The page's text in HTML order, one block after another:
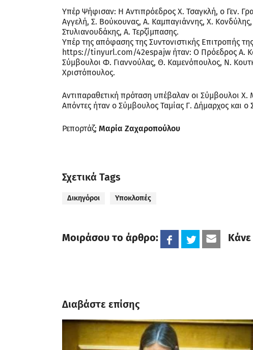
Υπέρ Ψήφισαν: Η Αντιπρόεδρος Χ. Τσαγκλή, ο Γεν.
Αγγελή, Σ. Βούκουνας, Α. Καμπαγιάννης, Χ.
Στυλιανουδάκης, Α. Τερζίμπασης.
Υπέρ της απόφασης της Συντονιστικής Επιτροπής
https://tinyurl.com/42espajw ήταν: Ο Πρόεδρος Α.
Σύμβουλοι Φ. Γιαννούλας, Θ. Καμενόπουλος, Ν.
Χριστόπουλος.
Αντιπαραθετική πρόταση υπέβαλαν οι Σύμβουλοι
Απόντες ήταν ο Σύμβουλος Ταμίας Γ. Δήμαρχος και
Ρεπορτάζ; Μαρία Ζαχαροπούλου
Σχετικά Tags
Δικηγόροι Υποκλοπές
Μοιράσου το άρθρο:
Διαβάστε επίσης